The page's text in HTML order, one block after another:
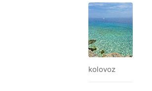
kolovoz